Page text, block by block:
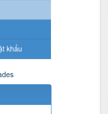
khẩu